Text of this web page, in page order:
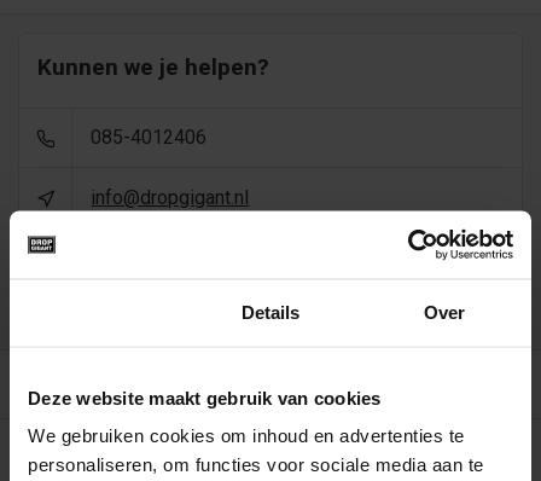
Details Over
Deze website maakt gebruik van cookies
We gebruiken cookies om inhoud en advertenties te
personaliseren, om functies voor sociale media aan te
Kunnen we je helpen?
085-4012406
info@dropgigant.nl